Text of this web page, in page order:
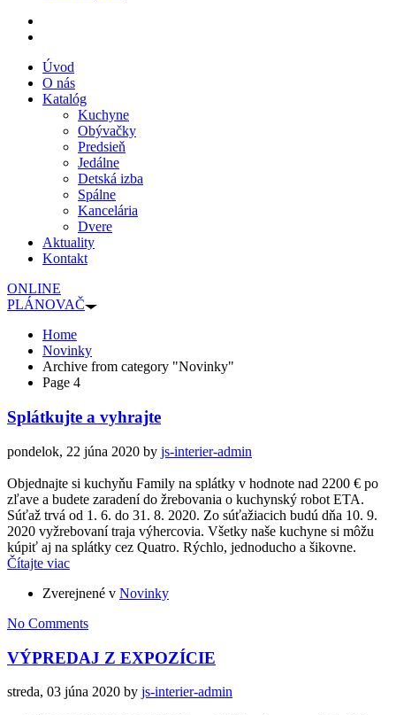
Úvod
O nás
Katalóg
Kuchyne
Obývačky
Predsieň
Jedálne
Detská izba
Spálne
Kancelária
Dvere
Aktuality
Kontakt
ONLINE
PLÁNOVAČ
Home
Novinky
Archive from category "Novinky"
Page 4
Splátkujte a vyhrajte
pondelok, 22 júna 2020 by js-interier-admin
Objednajte si kuchyňu Family na splátky v hodnote nad 2200 € po
zľave a budete zaradení do žrebovania o kuchynský robot ETA.
Súťaž trvá od 1. 6. do 31. 8. 2020. Zo súťažiacich budú dňa 10. 9.
2020 vyžrebovaní traja výhercovia. Všetky naše kuchyne si môžu
kúpiť aj na splátky cez Quatro. Rýchlo, jednoducho a šikovne.
Čítajte viac
Zverejnené v Novinky
No Comments
VÝPREDAJ Z EXPOZÍCIE
streda, 03 júna 2020 by js-interier-admin